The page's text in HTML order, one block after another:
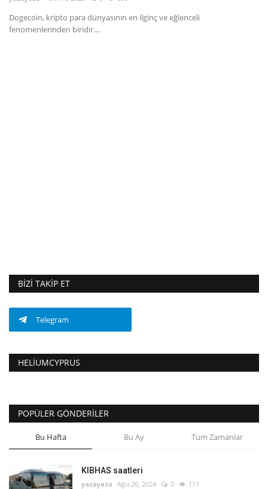
Dil
Dogecoin, kripto para dünyasının en ilginç ve eğlenceli
fenomenlerinden biridir....
BIZI TAKIP ET
Telegram
HELIUMCYPRUS
POPÜLER GÖNDERILER
Bu Hafta Bu Ay Tüm Zamanlar
KIBHAS saatleri
yazayaza Ağu 26, 2024 0 111